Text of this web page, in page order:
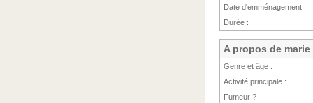
Date d'emménagement :
Durée :
A propos de marie
Genre et âge :
Activité principale :
Fumeur ?